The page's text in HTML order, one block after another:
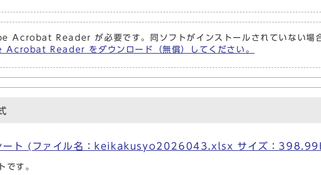
Acrobat Reader が必要です。同ソフトがインストールされていない場
Reader をダウンロード（無償）してください。
シート (ファイル名：keikakusyo2026043.xlsx サイズ：
です。